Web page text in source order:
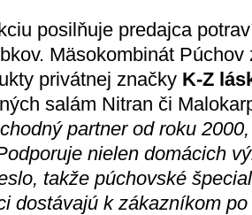
posilňuje predajca
Mäsokombinát
privátnej značky K-Z
salám Nitran či
partner od roku
nielen domácich
takže púchovské
dostávajú k zákazníkom